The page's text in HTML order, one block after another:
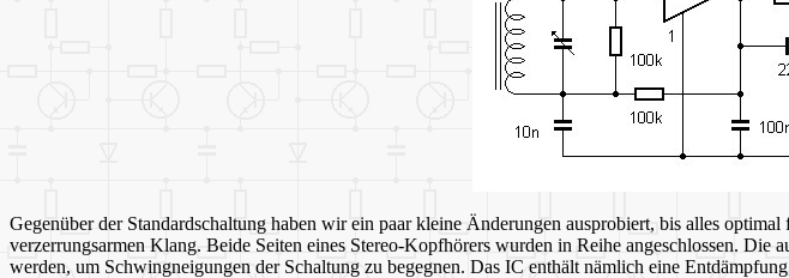
Gegenüber der Standardschaltung haben wir ein paar kleine Änderungen ausprobiert, bis alles
verzerrungsarmen Klang. Beide Seiten eines Stereo-Kopfhörers wurden in Reihe angeschlossen. Die
werden, um Schwingneigungen der Schaltung zu begegnen. Das IC enthält nämlich eine